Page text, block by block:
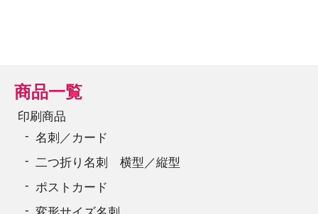
商品一覧
印刷商品
名刺／カード
二つ折り名刺 横型／縦型
ポストカード